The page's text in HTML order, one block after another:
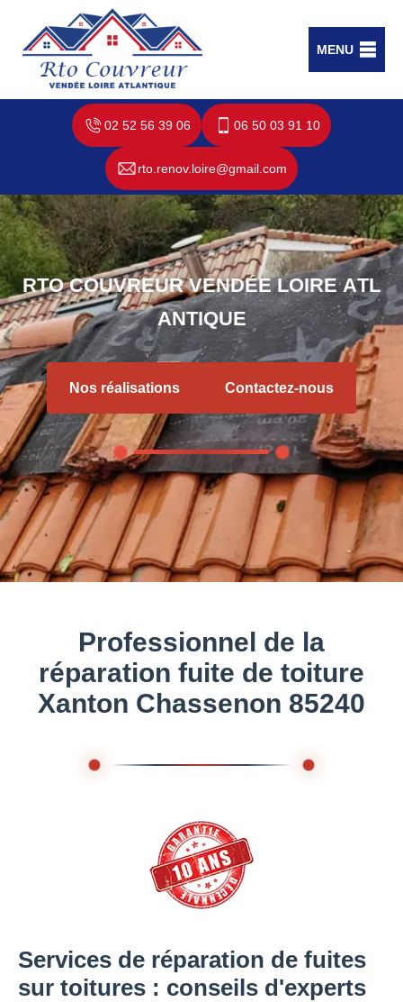
MENU
02 52 56 39 06 06 50 03 91 10
rto.renov.loire@gmail.com
RTO COUVREUR VENDÉE LOIRE ATL
ANTIQUE
Nos réalisations Contactez-nous
Professionnel de la
réparation fuite de toiture
Xanton Chassenon 85240
Services de réparation de fuites
sur toitures : conseils d'experts